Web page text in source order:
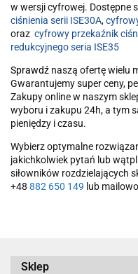
w wersji cyfrowej. Dostępne
ciśnienia serii ISE30A,
oraz cyfrowy przekaźnik
redukcyjnego seria ISE35
Sprawdź naszą ofertę wielu
Gwarantujemy super ceny,
Zakupy online w naszym
wyboru i zakupu 24h, a tym
pieniędzy i czasu.
Wybierz optymalne
jakichkolwiek pytań lub
siłowników rozdzielających
+48 882 650 149 lub
Sklep